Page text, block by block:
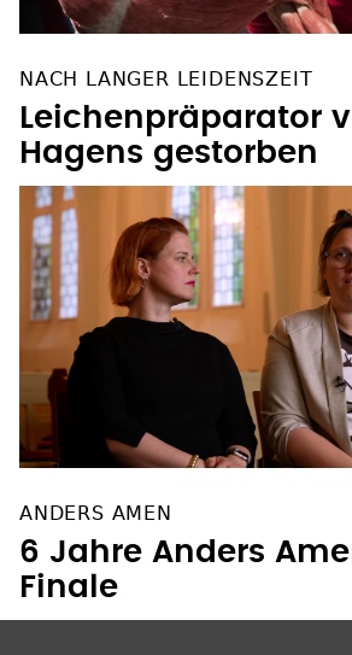
NACH LANGER LEIDENSZEIT
Leichenpräparator
Hagens gestorben
ANDERS AMEN
6 Jahre Anders
Finale